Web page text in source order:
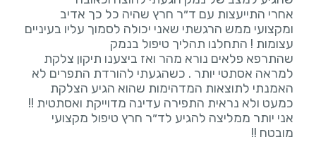
אחרי התייעצות עם ד״ר חרץ שהיה כל כך אדיב
ומקצועי ממש הרגשתי שאני יכולה לסמוך עליו בעיניים
שהתרפא פלאים נורא מהר ואז ביצענו תיקון צלקת
למראה אסתטי יותר . כשהגעתי להורדת התפרים לא
האמנתי לתוצאות המדהימות שהוא הגיע הצלקת
כמעט ולא נראית התפירה עדינה מדוייקת ואסתטית !!
אני יותר ממליצה להגיע לד״ר חרץ טיפול מקצועי
מובטח !!